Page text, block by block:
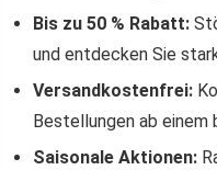
Bis zu 50 % Rabatt:
und entdecken Sie
Versandkostenfrei:
Bestellungen ab
Saisonale Aktionen: